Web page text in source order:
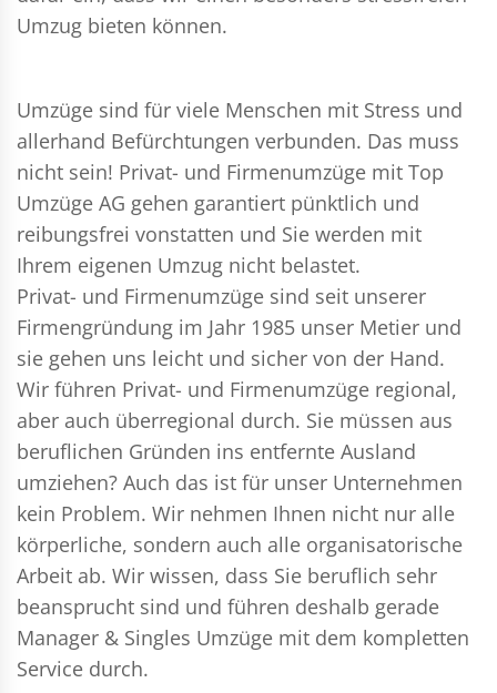
Umzug bieten können.
Umzüge sind für viele Menschen mit Stress und
allerhand Befürchtungen verbunden. Das muss
nicht sein! Privat- und Firmenumzüge mit Top
Umzüge AG gehen garantiert pünktlich und
reibungsfrei vonstatten und Sie werden mit
Ihrem eigenen Umzug nicht belastet.
Privat- und Firmenumzüge sind seit unserer
Firmengründung im Jahr 1985 unser Metier und
sie gehen uns leicht und sicher von der Hand.
Wir führen Privat- und Firmenumzüge regional,
aber auch überregional durch. Sie müssen aus
beruflichen Gründen ins entfernte Ausland
umziehen? Auch das ist für unser Unternehmen
kein Problem. Wir nehmen Ihnen nicht nur alle
körperliche, sondern auch alle organisatorische
Arbeit ab. Wir wissen, dass Sie beruflich sehr
beansprucht sind und führen deshalb gerade
Manager & Singles Umzüge mit dem kompletten
Service durch.